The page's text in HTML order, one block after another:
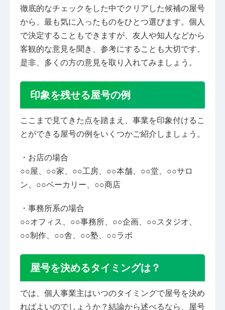
徹底的なチェックをした中でクリアした候補の屋号
から、最も気に入ったものをひとつ選びます。個人
で決定することもできますが、友人や知人などから
客観的な意見を聞き、参考にすることも大切です。
是非、多くの方の意見を取り入れてみましょう。
印象を残せる屋号の例
ここまで見てきた点を踏まえ、事業を印象付けるこ
とができる屋号の例をいくつかご紹介しましょう。
・お店の場合
○○屋、○○家、○○工房、○○本舗、○○堂、○○サロ
ン、○○ベーカリー、○○商店
・事務所系の場合
○○オフィス、○○事務所、○○企画、○○スタジオ、
○○制作、○○舎、○○塾、○○ラボ
屋号を決めるタイミングは？
では、個人事業主はいつのタイミングで屋号を決め
ればよいのでしょうか？結論から述べるなら、屋号